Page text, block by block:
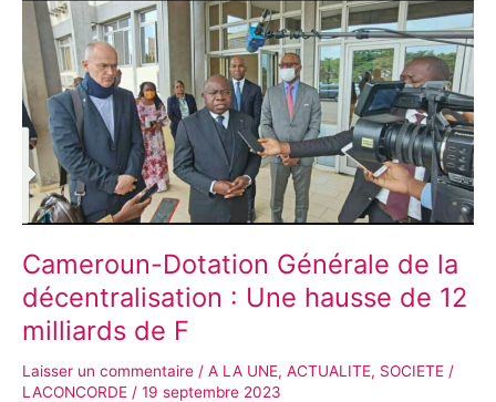
Cameroun-Dotation Générale de la
décentralisation : Une hausse de 12
milliards de F
Laisser un commentaire / A LA UNE, ACTUALITE, SOCIETE /
LACONCORDE / 19 septembre 2023
Cameroun-
Dotation
Générale
de
la
décentralisation :
Une
hausse
de
12
milliards
de
F